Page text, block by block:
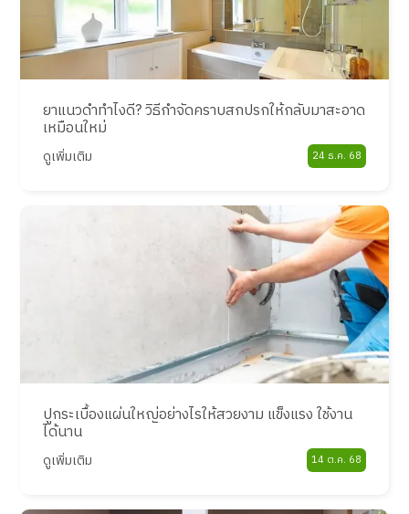
ยาแนวดำทำไงดี? วิธีกำจัดคราบสกปรกให้กลับมาสะอาด
เหมือนใหม่
ดูเพิ่มเติม 24 ธ.ค. 68
ปูกระเบื้องแผ่นใหญ่อย่างไรให้สวยงาม แข็งแรง ใช้งาน
ได้นาน
ดูเพิ่มเติม 14 ต.ค. 68